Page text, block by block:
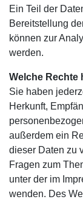
Ein Teil der
Bereitstellung
können zur
werden.
Welche Rechte
Sie haben
Herkunft,
außerdem ein
dieser Daten zu
Fragen zum
unter der im
wenden. Des